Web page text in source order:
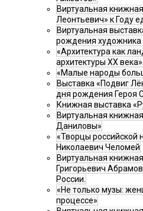
Виртуальная
Леонтьевич» к Году
Виртуальная
рождения художника
«Архитектура как
архитектуры XX века».
«Малые народы
Выставка «Подвиг
дня рождения Героя
Книжная выставка
Виртуальная
Даниловы»
«Творцы российской
Николаевич Челомей
Виртуальная
Григорьевич
России.
«Не только музы:
процессе»